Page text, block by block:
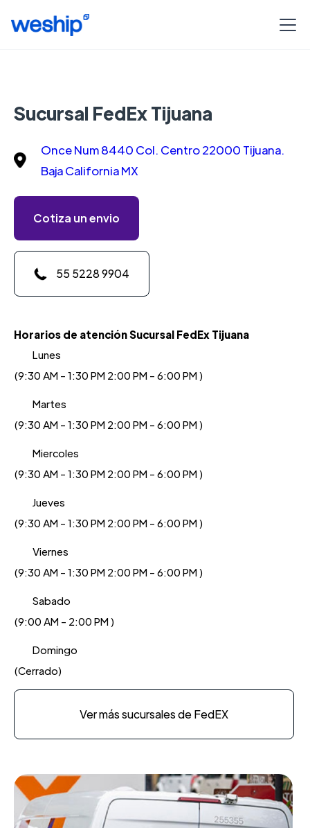
Sucursal FedEx Tijuana
Once Num 8440 Col. Centro 22000 Tijuana.
Baja California MX
Cotiza un envio
55 5228 9904
Horarios de atención Sucursal FedEx Tijuana
Lunes
(9:30 AM - 1:30 PM 2:00 PM - 6:00 PM )
Martes
(9:30 AM - 1:30 PM 2:00 PM - 6:00 PM )
Miercoles
(9:30 AM - 1:30 PM 2:00 PM - 6:00 PM )
Jueves
(9:30 AM - 1:30 PM 2:00 PM - 6:00 PM )
Viernes
(9:30 AM - 1:30 PM 2:00 PM - 6:00 PM )
Sabado
(9:00 AM - 2:00 PM )
Domingo
(Cerrado)
Ver más sucursales de FedEX